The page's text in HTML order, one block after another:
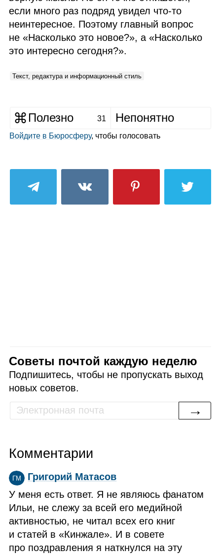
если много раз подряд увидел что‑то
неинтересное. Поэтому главный вопрос
не «Насколько это новое?», а «Насколько
это интересно сегодня?».
Текст, редактура и информационный стиль
Полезно 31 Непонятно
Войдите в Бюросферу, чтобы голосовать
Советы почтой каждую неделю
Подпишитесь, чтобы не пропускать выход
новых советов.
→
Комментарии
ГМ
Григорий Матасов
У меня есть ответ. Я не являюсь фанатом
Ильи, не слежу за всей его медийной
активностью, не читал всех его книг
и статей в «Кинжале». И в совете
про поздравления я наткнулся на эту